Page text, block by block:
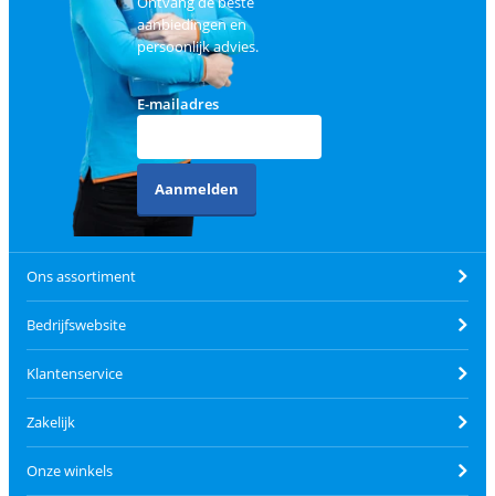
aanbiedingen en
persoonlijk advies.
E-mailadres
Aanmelden
Ons assortiment
Bedrijfswebsite
Klantenservice
Zakelijk
Onze winkels